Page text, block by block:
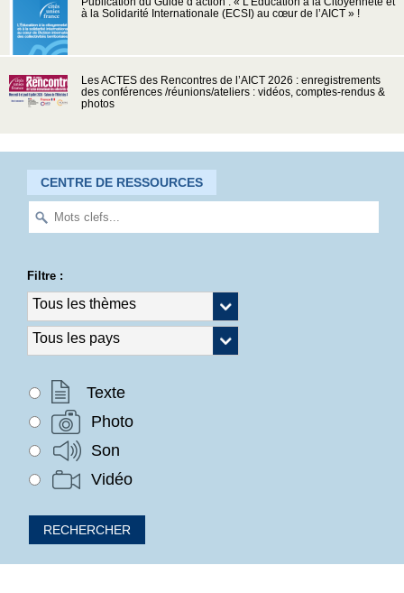
à la Solidarité Internationale (ECSI) au cœur de l’AICT » !
Les ACTES des Rencontres de l’AICT 2026 : enregistrements
des conférences /réunions/ateliers : vidéos, comptes-rendus &
photos
CENTRE DE RESSOURCES
Filtre :
Texte
Photo
Son
Vidéo